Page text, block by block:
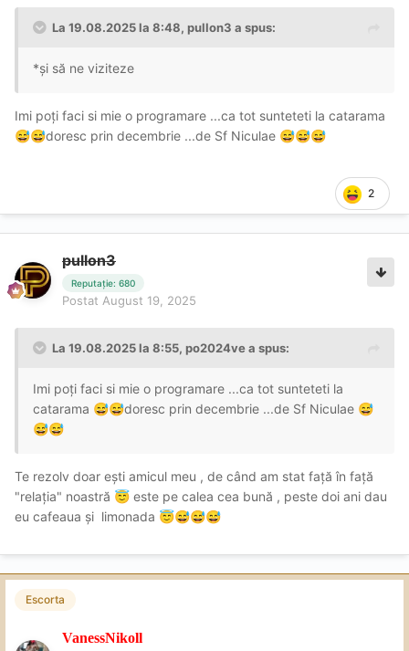
La 19.08.2025 la 8:48, pullon3 a spus:
*și să ne viziteze
Imi poți faci si mie o programare ...ca tot sunteteti la catarama
😅😅doresc prin decembrie ...de Sf Niculae 😅😅😅
2
pullon3
Reputație: 680
Postat August 19, 2025
La 19.08.2025 la 8:55, po2024vea spus:
Imi poți faci si mie o programare ...ca tot sunteteti la
catarama 😅😅doresc prin decembrie ...de Sf Niculae 😅
😅😅
Te rezolv doar ești amicul meu , de când am stat față în față
"relația" noastră 😇 este pe calea cea bună , peste doi ani dau
eu cafeaua și limonada 😇😅😅😅
Escorta
VanessNikoll